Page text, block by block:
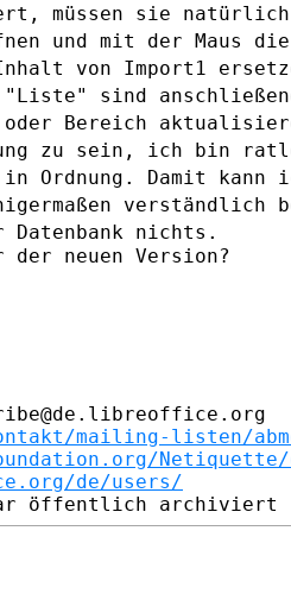
müssen sie
und mit der Maus
von Import1
sind
oder Bereich
zu sein, ich bin
in Ordnung. Damit
verständlich
Datenbank nichts.
neuen Version?
mailing-listen/
Netiquette/
de/users/